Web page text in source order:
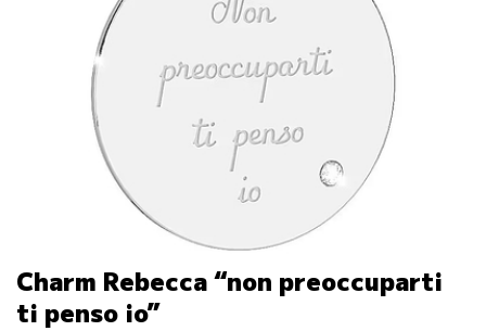
Charm Rebecca “non preoccuparti
ti penso io”